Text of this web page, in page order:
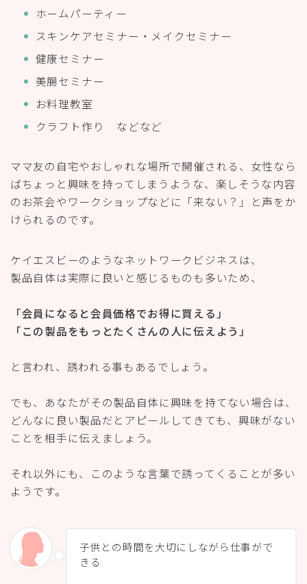
ホームパーティー
スキンケアセミナー・メイクセミナー
健康セミナー
美腸セミナー
お料理教室
クラフト作り などなど
ママ友の自宅やおしゃれな場所で開催される、女性なら
ばちょっと興味を持ってしまうような、楽しそうな内容
のお茶会やワークショップなどに「来ない？」と声をか
けられるのです。
ケイエスビーのようなネットワークビジネスは、
製品自体は実際に良いと感じるものも多いため、
「会員になると会員価格でお得に買える」
「この製品をもっとたくさんの人に伝えよう」
と言われ、誘われる事もあるでしょう。
でも、あなたがその製品自体に興味を持てない場合は、
どんなに良い製品だとアピールしてきても、興味がない
ことを相手に伝えましょう。
それ以外にも、このような言葉で誘ってくることが多い
ようです。
子供との時間を大切にしながら仕事がで
きる